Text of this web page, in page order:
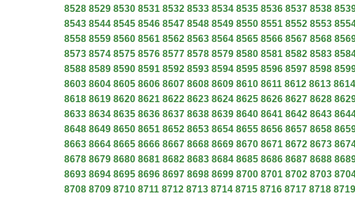
8528 8529 8530 8531 8532 8533 8534 8535 8536 8537 8538
8543 8544 8545 8546 8547 8548 8549 8550 8551 8552 8553
8558 8559 8560 8561 8562 8563 8564 8565 8566 8567 8568
8573 8574 8575 8576 8577 8578 8579 8580 8581 8582 8583
8588 8589 8590 8591 8592 8593 8594 8595 8596 8597 8598
8603 8604 8605 8606 8607 8608 8609 8610 8611 8612 8613 8614
8618 8619 8620 8621 8622 8623 8624 8625 8626 8627 8628
8633 8634 8635 8636 8637 8638 8639 8640 8641 8642 8643
8648 8649 8650 8651 8652 8653 8654 8655 8656 8657 8658
8663 8664 8665 8666 8667 8668 8669 8670 8671 8672 8673
8678 8679 8680 8681 8682 8683 8684 8685 8686 8687 8688
8693 8694 8695 8696 8697 8698 8699 8700 8701 8702 8703
8708 8709 8710 8711 8712 8713 8714 8715 8716 8717 8718 8719